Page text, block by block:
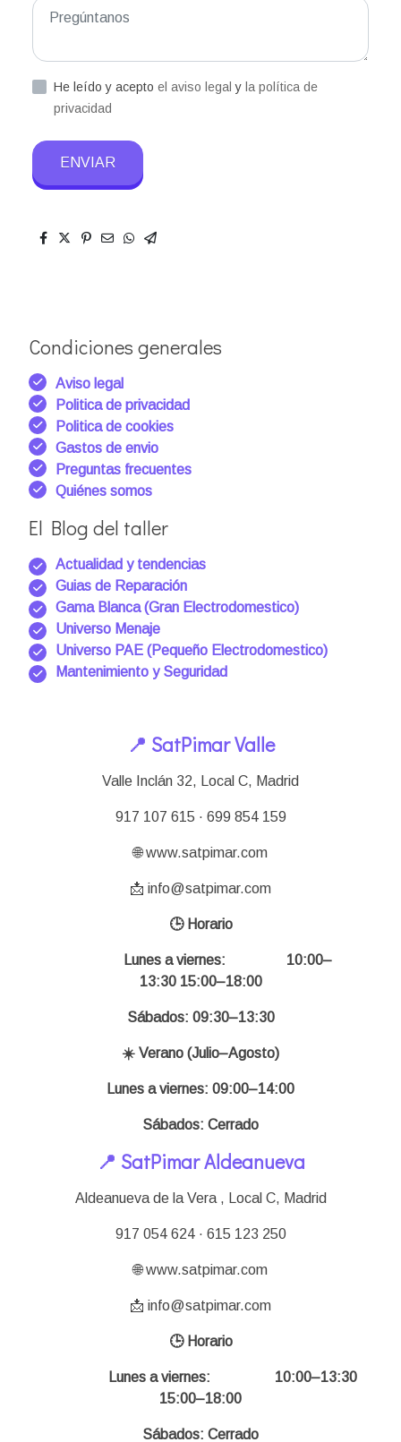
He leído y acepto el aviso legaly la política de
privacidad
ENVIAR
Condiciones generales
Aviso legal
Politica de privacidad
Politica de cookies
Gastos de envio
Preguntas frecuentes
Quiénes somos
El Blog del taller
Actualidad y tendencias
Guias de Reparación
Gama Blanca (Gran Electrodomestico)
Universo Menaje
Universo PAE (Pequeño Electrodomestico)
Mantenimiento y Seguridad
📍 SatPimar Valle
Valle Inclán 32, Local C, Madrid
917 107 615 · 699 854 159
🌐 www.satpimar.com
📩 info@satpimar.com
🕒 Horario
Lunes a viernes:
10:00–
13:30 15:00–18:00
Sábados: 09:30–13:30
☀️ Verano (Julio–Agosto)
Lunes a viernes: 09:00–14:00
Sábados: Cerrado
📍 SatPimar Aldeanueva
Aldeanueva de la Vera , Local C, Madrid
917 054 624 · 615 123 250
🌐 www.satpimar.com
📩 info@satpimar.com
🕒 Horario
Lunes a viernes: 10:00–13:30
15:00–18:00
Sábados: Cerrado